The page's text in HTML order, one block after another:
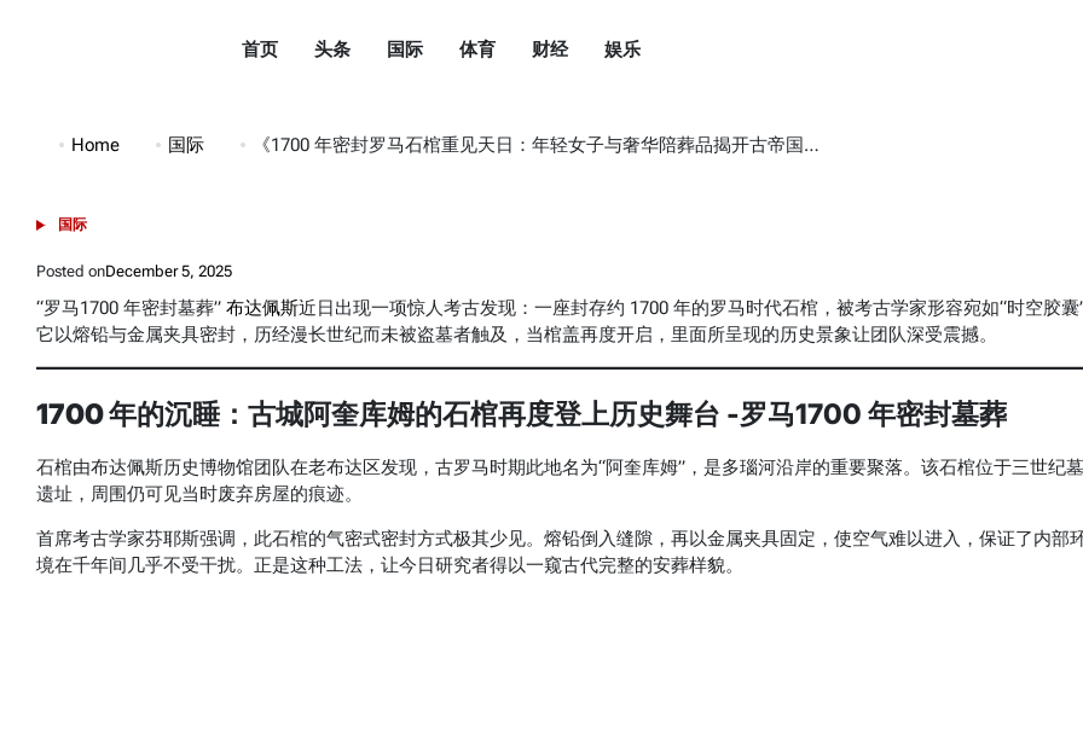
市
条
DuShiTouTiao
首页 头条 国际 体育 财经 娱乐
Home 国际 《1700 年密封罗马石棺重见天日：年轻女子与奢华陪葬品揭开古帝国最私密的告别仪式》
POSTED
国际
Posted onDecember 5, 2025
“罗马1700 年密封墓葬” 布达佩斯近日出现一项惊人考古发现：一座封存约 1700 年的罗马时代石棺，被考古学家形容宛如“时空胶囊
它以熔铅与金属夹具密封，历经漫长世纪而未被盗墓者触及，当棺盖再度开启，里面所呈现的历史景象让团队深受震撼。
1700 年的沉睡：古城阿奎库姆的石棺再度登上历史舞台 -罗马1700 年密封墓葬
石棺由布达佩斯历史博物馆团队在老布达区发现，古罗马时期此地名为“阿奎库姆”，是多瑙河沿岸的重要聚落。该石棺位于三世纪
遗址，周围仍可见当时废弃房屋的痕迹。
首席考古学家芬耶斯强调，此石棺的气密式密封方式极其少见。熔铅倒入缝隙，再以金属夹具固定，使空气难以进入，保证了内部
境在千年间几乎不受干扰。正是这种工法，让今日研究者得以一窥古代完整的安葬样貌。